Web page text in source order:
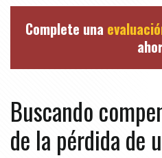
Complete una
Buscando
de la pérdida de